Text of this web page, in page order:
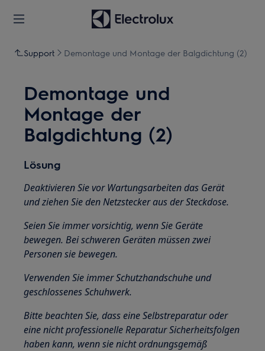
Support Demontage und Montage der Balgdichtung (2)
Demontage und
Montage der
Balgdichtung (2)
Lösung
Deaktivieren Sie vor Wartungsarbeiten das Gerät
und ziehen Sie den Netzstecker aus derSteckdose.
Seien Sie immer vorsichtig, wenn Sie Geräte
bewegen. Bei schweren Geräten müssen zwei
Personen sie bewegen.
Verwenden Sie immer Schutzhandschuhe und
geschlossenes Schuhwerk.
Bitte beachten Sie, dass eine Selbstreparatur oder
eine nicht professionelle Reparatur Sicherheitsfolgen
haben kann, wenn sie nicht ordnungsgemäß